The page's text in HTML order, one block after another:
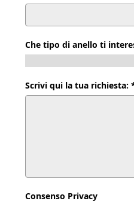
Che tipo di anello ti
Scrivi qui la tua richiesta:
Consenso Privacy